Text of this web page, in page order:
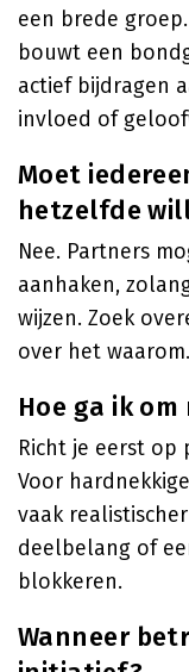
een brede
bouwt een
actief bijdragen
invloed of
Moet
hetzelfde
Nee. Partners
aanhaken,
wijzen. Zoek
over het waarom.
Hoe ga ik
Richt je eerst op
Voor
vaak
deelbelang of
blokkeren.
Wanneer